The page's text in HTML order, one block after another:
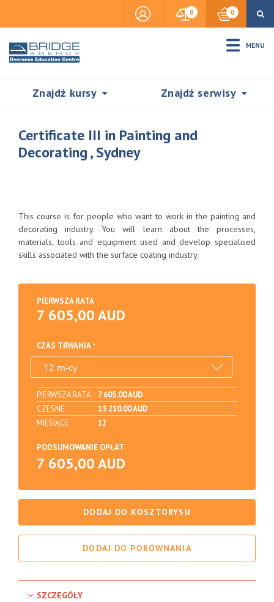
0 0
MENU
Znajdź kursy Znajdź serwisy
SZUKAJ
Accommodation
Visas & Legal Stay
Certificate III in Painting and
Decorating , Sydney
This course is for people who want to work in the painting and
decorating industry. You will learn about the processes,
materials, tools and equipment used and develop specialised
skills associated with the surface coating industry.
PIERWSZA RATA
7 605,00 AUD
CZAS TRWANIA
PIERWSZA RATA
7 605,00 AUD
CZESNE
15 210,00 AUD
MIESIĄCE
12
PODSUMOWANIE OPŁAT
7 605,00 AUD
DODAJ DO KOSZTORYSU
DODAJ DO PORÓWNANIA
SZCZEGÓŁY